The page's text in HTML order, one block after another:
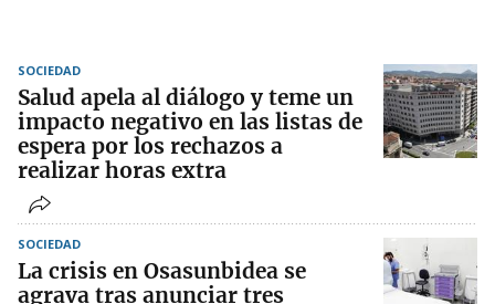
SOCIEDAD
Salud apela al diálogo y teme un
impacto negativo en las listas de
espera por los rechazos a
realizar horas extra
SOCIEDAD
La crisis en Osasunbidea se
agrava tras anunciar tres